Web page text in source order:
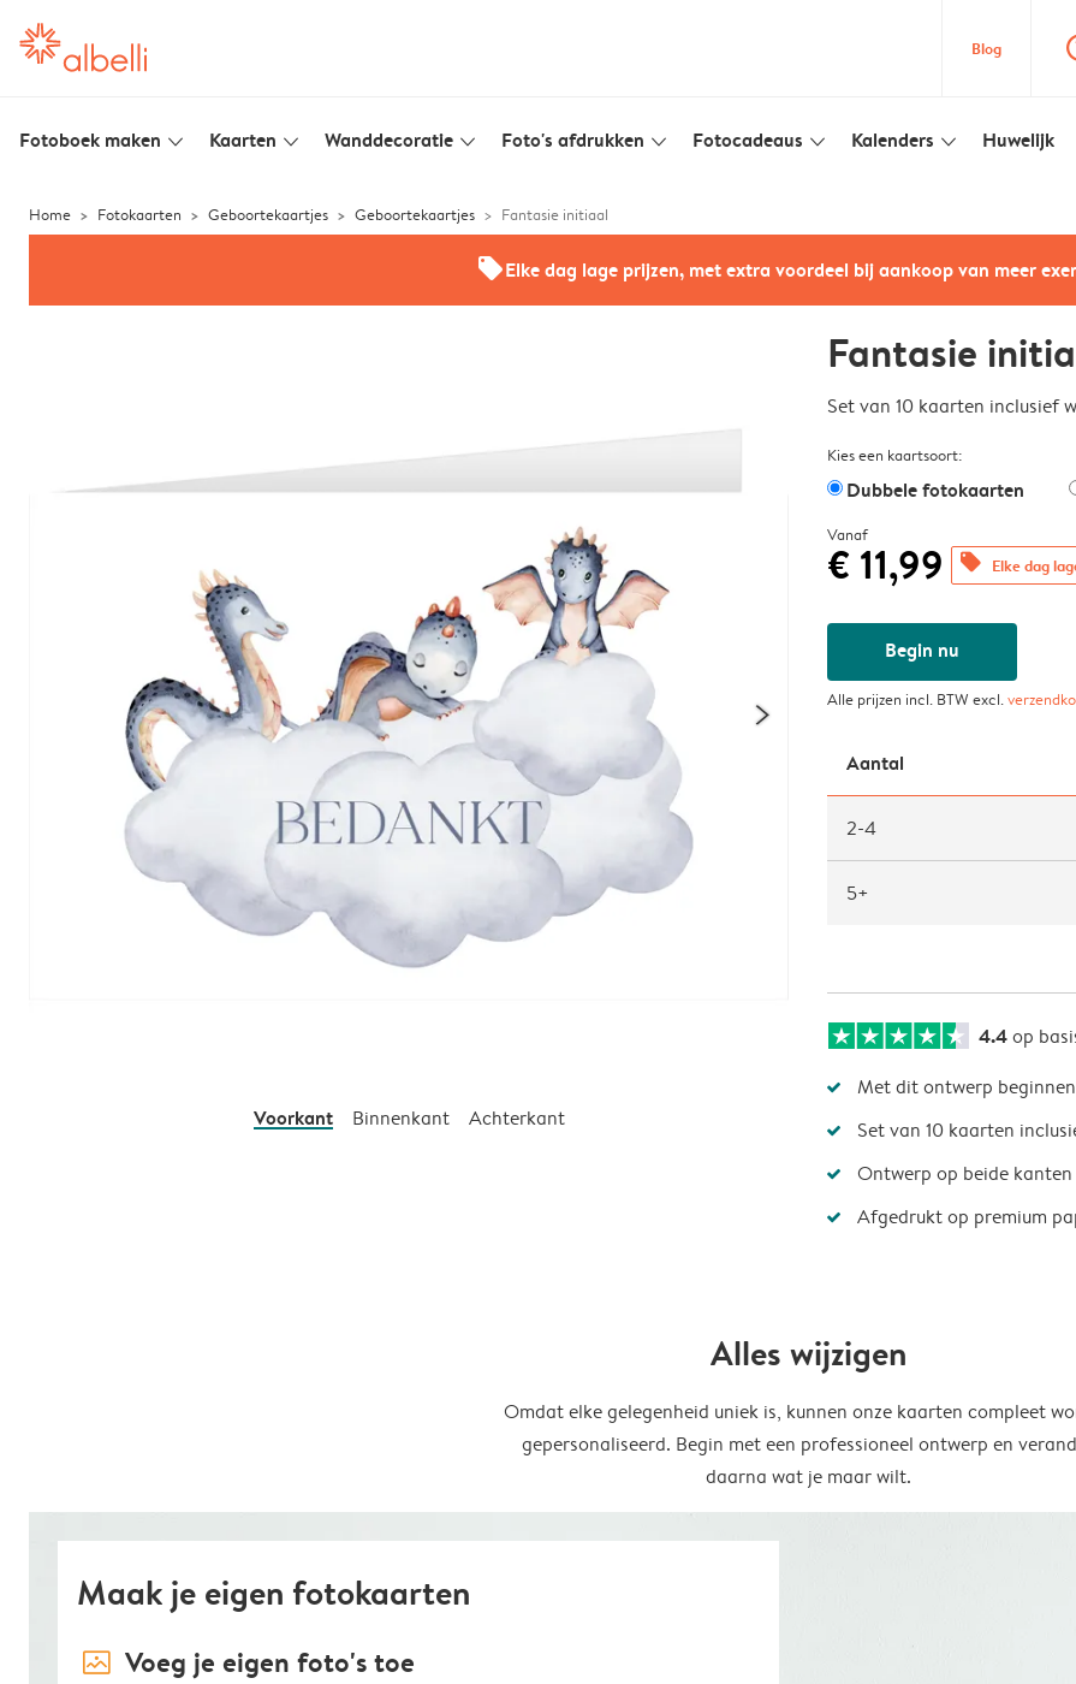
Blog
Fotoboek maken slim_arrow_down Kaarten slim_arrow_down Wanddecoratie slim_arrow_down Foto's afdrukken slim_arrow_down Fotocadeaus slim_arrow_down Kalenders slim_arrow_down Huwelijk
Home Fotokaarten Geboortekaartjes Geboortekaartjes Fantasie initiaal
offersElke dag lage prijzen, met extra voordeel bij aankoop van meer
Voorkant Binnenkant Achterkant
Fantasie
Set van 10 kaarten inclusief
Kies een kaartsoort:
Dubbele fotokaarten
Vanaf
€ 11,99 offers Elke dag
Begin nu
Alle prijzen incl. BTW excl.
Aantal
2-4
5+
4.4op
Met dit ontwerp
Set van 10 kaarten
Ontwerp op beide kanten
Afgedrukt op premium
Alles wijzigen
Omdat elke gelegenheid uniek is, kunnen onze kaarten compleet
gepersonaliseerd. Begin met een professioneel ontwerp en
daarna wat je maar wilt.
Maak je eigen fotokaarten
image_placeholder Voeg je eigen foto's toe